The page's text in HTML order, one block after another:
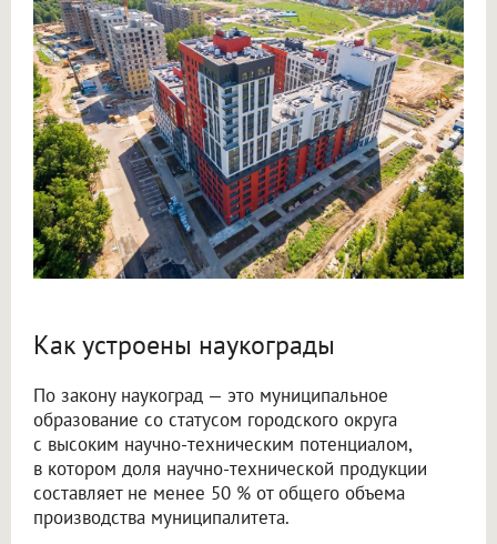
Как устроены наукограды
По закону наукоград — это муниципальное
образование со статусом городского округа
с высоким научно-техническим потенциалом,
в котором доля научно-технической продукции
составляет не менее 50 % от общего объема
производства муниципалитета.